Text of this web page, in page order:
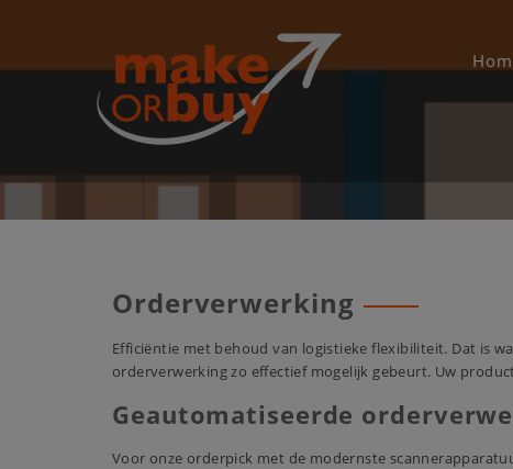
Orderverwerking
Efficiëntie met behoud van logistieke flexibiliteit. Dat is
orderverwerking zo effectief mogelijk gebeurt. Uw
Geautomatiseerde
Voor onze orderpick met de modernste